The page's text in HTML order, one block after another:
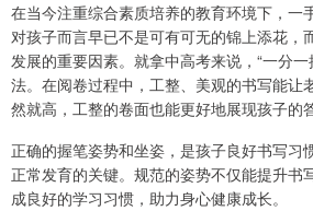
在当今注重综合素质培养的教育环境下，一
对孩子而言早已不是可有可无的锦上添花，
发展的重要因素。就拿中高考来说，“一分
法。在阅卷过程中，工整、美观的书写能让
然就高，工整的卷面也能更好地展现孩子的
正确的握笔姿势和坐姿，是孩子良好书写习
正常发育的关键。规范的姿势不仅能提升书
成良好的学习习惯，助力身心健康成长。